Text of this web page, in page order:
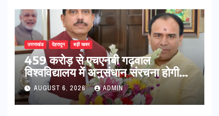
उत्तराखंड देहरादून बड़ी खबर
459 करोड़ से एचएनबी गढ़वाल
विश्वविद्यालय में अनुसंधान संरचना होगी
सुदृढ,उच्च शिक्षा मंत्री धन सिंह रावत ने
नवनियुक्त केन्द्रीय शिक्षा मंत्री से की
मुलाकात
AUGUST 6, 2026 ADMIN